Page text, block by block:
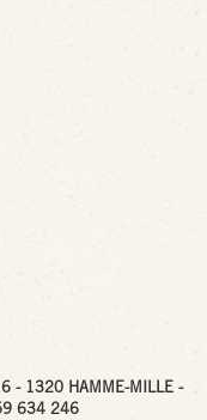
- 1320 HAMME-MILLE -
634 246